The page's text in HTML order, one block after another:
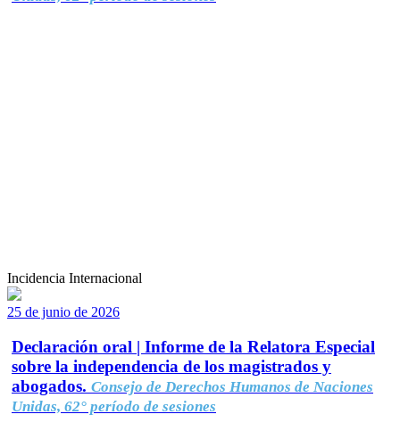
Incidencia Internacional
25 de junio de 2026
Declaración oral | Informe de la Relatora Especial
sobre la independencia de los magistrados y
abogados. Consejo de Derechos Humanos de Naciones
Unidas, 62° período de sesiones